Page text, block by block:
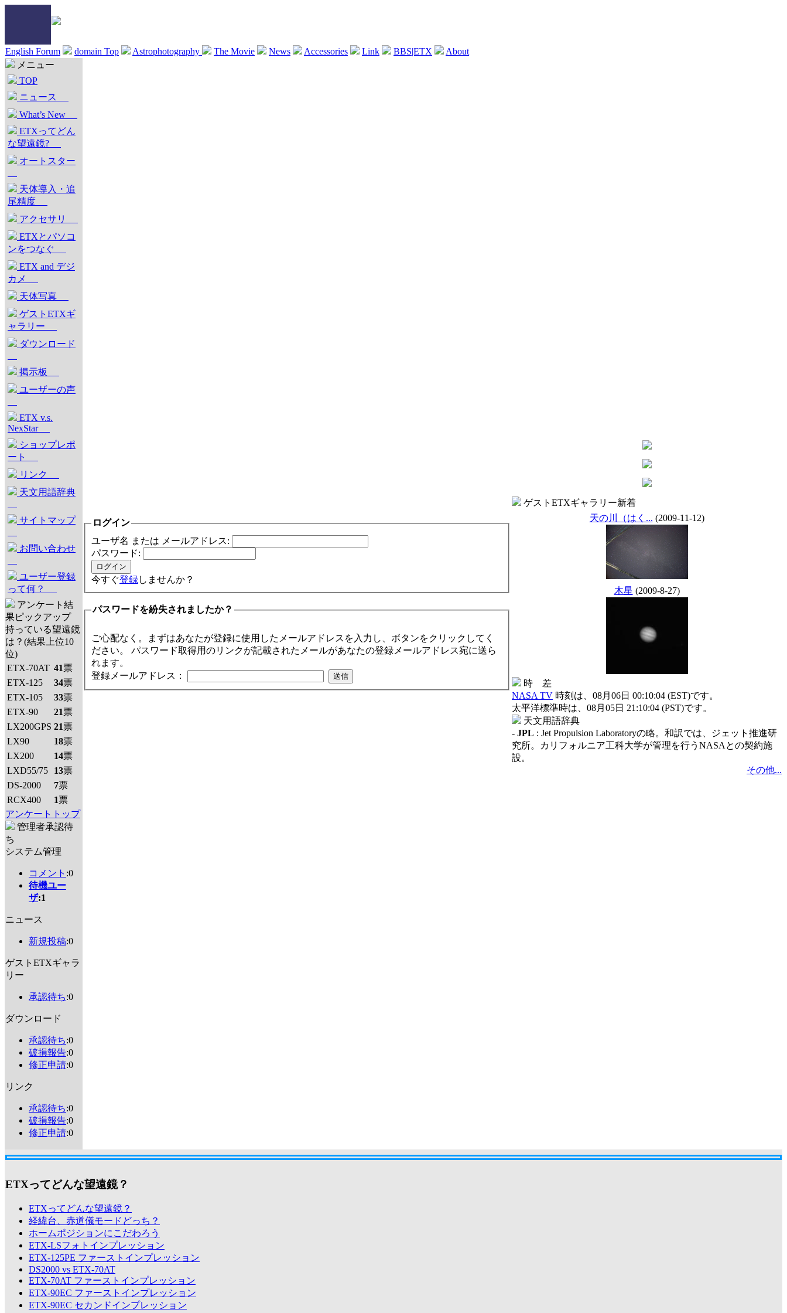
English Forum domain Top Astrophotography The Movie News Accessories Link BBS|ETX
About
メニュー
TOP
ニュース
What’s New
ETXってどん
な望遠鏡?
オートスター
天体導入・追
尾精度
アクセサリ
ETXとパソコ
ンをつなぐ
ETX and デジ
カメ
天体写真
ゲストETXギ
ャラリー
ダウンロード
掲示板
ユーザーの声
ETX v.s.
NexStar
ショップレポ
ート
リンク
天文用語辞典
サイトマップ
お問い合わせ
ユーザー登録
って何？
アンケート結
果ピックアップ
持っている望遠鏡
は？(結果上位10
位)
ETX-70AT 41票
ETX-125
34票
ETX-105
33票
ETX-90
21票
LX200GPS 21票
LX90
18票
LX200
14票
LXD55/75
13票
DS-2000
7票
RCX400
1票
アンケートトップ
管理者承認待
ち
システム管理
コメント :0
待機ユー
ザ:1
ニュース
新規投稿:0
ゲストETXギャラ
リー
承認待ち:0
ダウンロード
承認待ち:0
破損報告:0
修正申請:0
リンク
承認待ち:0
破損報告:0
修正申請:0
ログイン
ユーザ名 または メールアドレス:
パスワード:
今すぐ登録しませんか？
パスワードを紛失されましたか？
ご心配なく。まずはあなたが登録に使用したメールアドレスを入力し、ボタンをクリックしてく
ださい。 パスワード取得用のリンクが記載されたメールがあなたの登録メールアドレス宛に送ら
れます。
登録メールアドレス：
ゲストETXギャラリー新着
天の川（はく... (2009-11-12)
木星 (2009-8-27)
時 差
NASA TV 時刻は、08月06日 00:10:04 (EST)です。
太平洋標準時は、08月05日 21:10:04 (PST)です。
天文用語辞典
- JPL : Jet Propulsion Laboratoryの略。和訳では、ジェット推進研
究所。カリフォルニア工科大学が管理を行うNASAとの契約施
設。
その他...
ETXってどんな望遠鏡？
ETXってどんな望遠鏡？
経緯台、赤道儀モードどっち？
ホームポジションにこだわろう
ETX-LSフォトインプレッション
ETX-125PE ファーストインプレッション
DS2000 vs ETX-70AT
ETX-70AT ファーストインプレッション
ETX-90EC ファーストインプレッション
ETX-90EC セカンドインプレッション